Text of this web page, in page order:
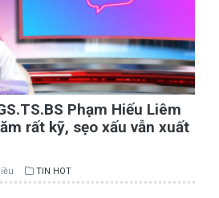
Phạm Hiếu Liêm
rất kỹ, sẹo xấu vẫn xuất
TIN HOT